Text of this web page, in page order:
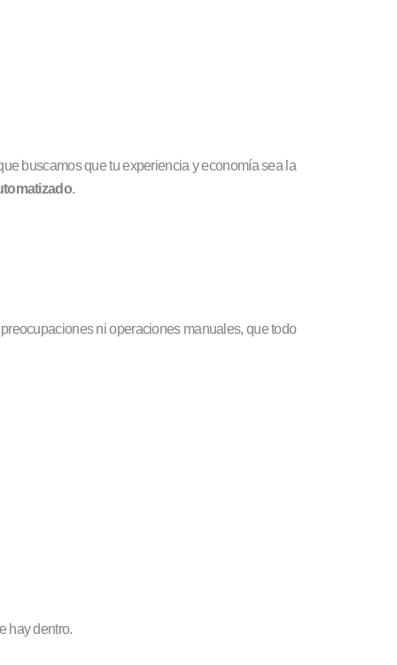
buscamos que tu experiencia y economía sea la
.
ni operaciones manuales, que todo
hay dentro.